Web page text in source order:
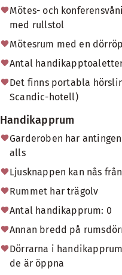
Mötes- och
med rullstol
Mötesrum med en
Antal
Det finns portabla
Scandic-hotell)
Handikapprum
Garderoben har
alls
Ljusknappen kan nås
Rummet har trägolv
Antal handikapprum: 0
Annan bredd på
Dörrarna i
de är öppna